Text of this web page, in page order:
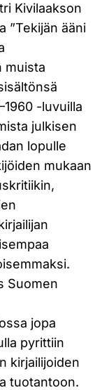
Kivilaakson
”Tekijän ääni
muista
-luvuilla
julkisen
lopulle
mukaan
Suomen
jopa
pyrittiin
kirjailijoiden
tuotantoon.